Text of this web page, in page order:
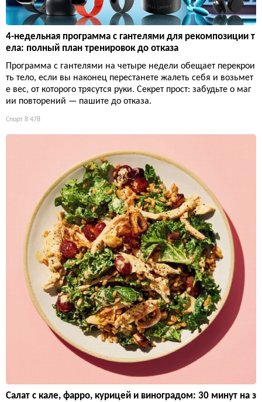
4-недельная программа с гантелями для рекомпозиции т
ела: полный план тренировок до отказа
Программа с гантелями на четыре недели обещает перекрои
ть тело, если вы наконец перестанете жалеть себя и возьмет
е вес, от которого трясутся руки. Секрет прост: забудьте о маг
ии повторений — пашите до отказа.
Спорт 8 478
Салат с кале, фарро, курицей и виноградом: 30 минут на з